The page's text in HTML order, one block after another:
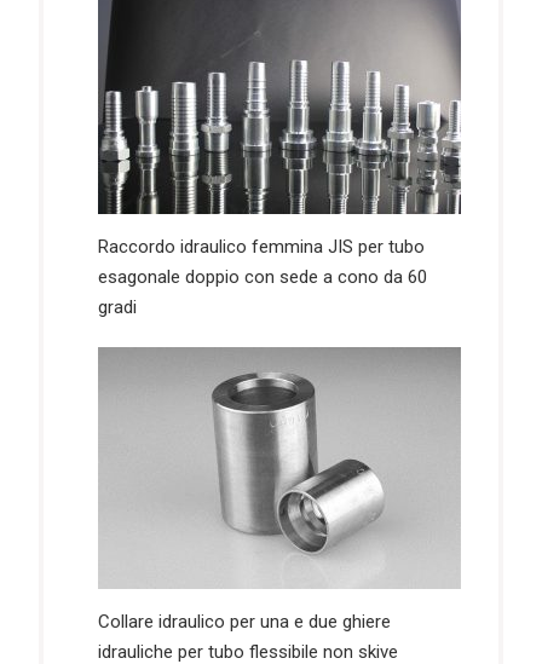
Raccordo idraulico femmina JIS per tubo
esagonale doppio con sede a cono da 60
gradi
Collare idraulico per una e due ghiere
idrauliche per tubo flessibile non skive